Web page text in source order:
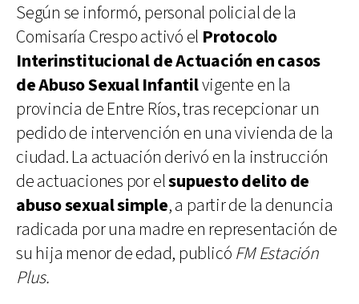
Según se informó, personal policial de la
Comisaría Crespo activó el Protocolo
Interinstitucional de Actuación en casos
de Abuso Sexual Infantilvigente en la
provincia de Entre Ríos, tras recepcionar un
pedido de intervención en una vivienda de la
ciudad. La actuación derivó en la instrucción
de actuaciones por elsupuesto delito de
abuso sexual simple, a partir de la denuncia
radicada por una madre en representación de
su hija menor de edad, publicó FM Estación
Plus.